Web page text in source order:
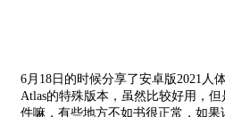
6月18日的时候分享了安卓版2021人
Atlas的特殊版本，虽然比较好用，
件嘛，有些地方不如书很正常，如